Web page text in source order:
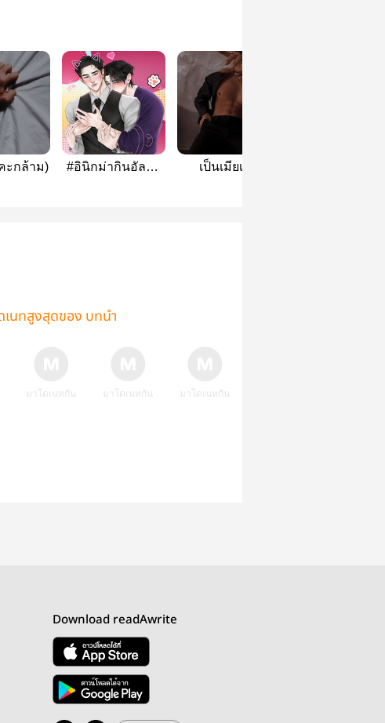
ะกล้าม)
#อินิกม่ากินอัลฟ่า
เป็นเมียเด็ก
เนทสูงสุดของ บทนำ
มาโดเนทกัน มาโดเนทกัน มาโดเนทกัน
Download readAwrite